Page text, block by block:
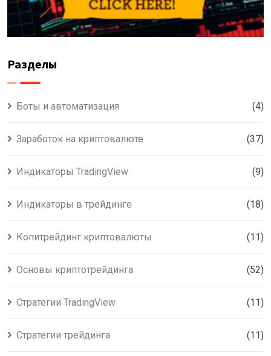
Разделы
Боты и автоматизация (4)
Заработок на криптовалюте (37)
Индикаторы TradingView (9)
Индикаторы в трейдинге (18)
Копитрейдинг криптовалюты (11)
Основы криптотрейдинга (52)
Стратегии TradingView (11)
Стратегии трейдинга (11)